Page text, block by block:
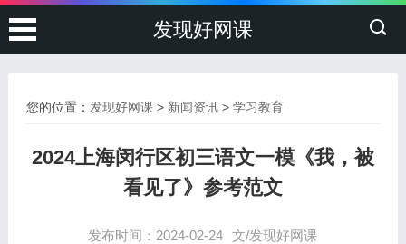
发现好网课
您的位置： 发现好网课> 新闻资讯> 学习教育
2024上海闵行区初三语文一模《我，被
看见了》参考范文
发布时间：2024-02-24 文/发现好网课